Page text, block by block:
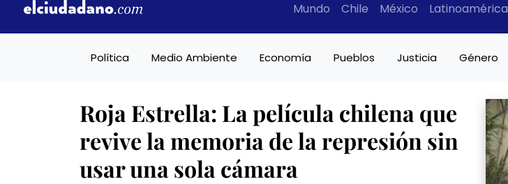
Mundo Chile México Latinoamérica
Política Medio Ambiente Economía Pueblos Justicia Género
Roja Estrella: La película chilena que
revive la memoria de la represión sin
usar una sola cámara